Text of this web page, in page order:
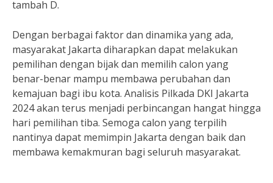
tambah D.
Dengan berbagai faktor dan dinamika yang ada,
masyarakat Jakarta diharapkan dapat melakukan
pemilihan dengan bijak dan memilih calon yang
benar-benar mampu membawa perubahan dan
kemajuan bagi ibu kota. Analisis Pilkada DKI Jakarta
2024 akan terus menjadi perbincangan hangat hingga
hari pemilihan tiba. Semoga calon yang terpilih
nantinya dapat memimpin Jakarta dengan baik dan
membawa kemakmuran bagi seluruh masyarakat.